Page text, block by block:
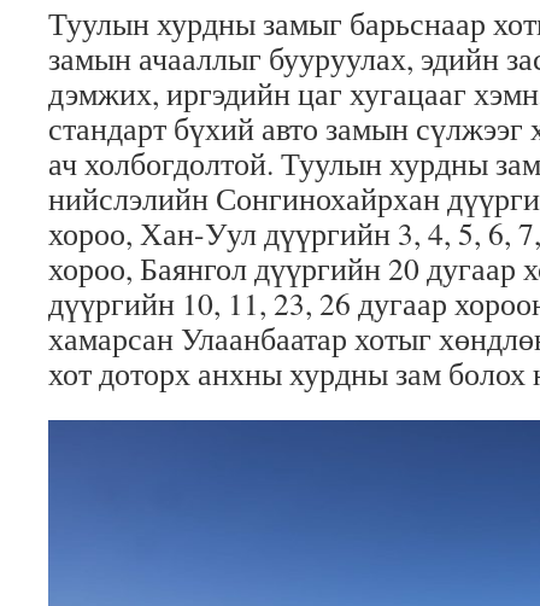
Туулын хурдны замыг барьснаар
замын ачааллыг бууруулах, эдийн
дэмжих, иргэдийн цаг хугацааг
стандарт бүхий авто замын сүлжээг
ач холбогдолтой. Туулын хурдны
нийслэлийн Сонгинохайрхан
хороо, Хан-Уул дүүргийн 3, 4, 5, 6,
хороо, Баянгол дүүргийн 20 дугаар
дүүргийн 10, 11, 23, 26 дугаар
хамарсан Улаанбаатар хотыг
хот доторх анхны хурдны зам